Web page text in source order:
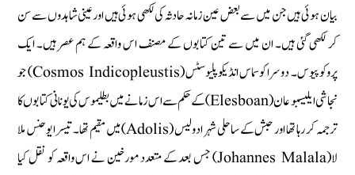
بیان ہوئی ہیں جن میں سے بعض عین زمانہ حادثہ کی لکھی ہوئی ہیں اور عینی شاہدوں سے سن
کر لکھی گئی ہیں۔ ان میں سے تین کتابوں کے مصنف اس واقعہ کے ہم عصر ہیں۔ ایک
پروکوپیوس۔ دوسرا کوسماس انڈیکو پلیوسٹس (Cosmos Indicopleustis) جو
نجاشی ایلیسبو عان (Elesboan) کے حکم سے اس زمانے میں بطلیموس کی یونانی کتابوں کا
ترجمہ کر رہا تھا اور حبش کے ساحلی شہر ادولیس (Adolis) میں مقیم تھا۔ تیسرا یوحنس ملا
لا(Johannes Malala) جس بعد کے متعدد مورخین نے اس واقعہ کو نقل کیا